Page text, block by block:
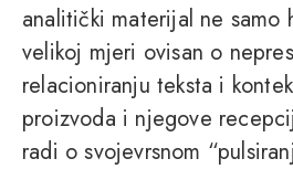
analitički materijal ne samo
velikoj mjeri ovisan o
relacioniranju teksta i
proizvoda i njegove
radi o svojevrsnom